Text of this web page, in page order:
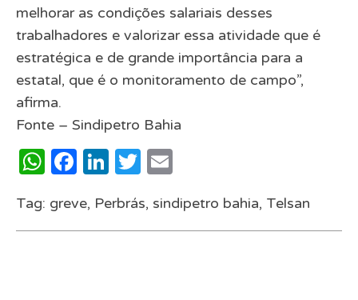
melhorar as condições salariais desses
trabalhadores e valorizar essa atividade que é
estratégica e de grande importância para a
estatal, que é o monitoramento de campo”,
afirma.
Fonte – Sindipetro Bahia
WhatsApp
Facebook
LinkedIn
Twitter
Tag: greve, Perbrás, sindipetro bahia, Telsan